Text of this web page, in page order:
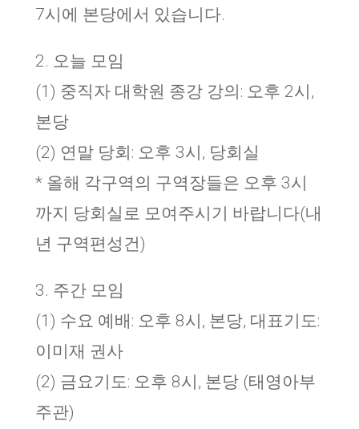
7시에 본당에서 있습니다.
2. 오늘 모임
(1) 중직자 대학원 종강 강의: 오후 2시,
본당
(2) 연말 당회: 오후 3시, 당회실
* 올해 각구역의 구역장들은 오후 3시
까지 당회실로 모여주시기 바랍니다(내
년 구역편성건)
3. 주간 모임
(1) 수요 예배: 오후 8시, 본당, 대표기도:
이미재 권사
(2) 금요기도: 오후 8시, 본당 (태영아부
주관)